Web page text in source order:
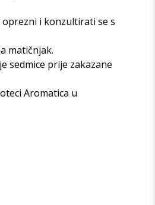
i konzultirati se s
matičnjak.
sedmice prije zakazane
Aromatica u